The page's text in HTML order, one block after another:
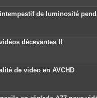
de luminosité
décevantes !!
de video en AVCHD